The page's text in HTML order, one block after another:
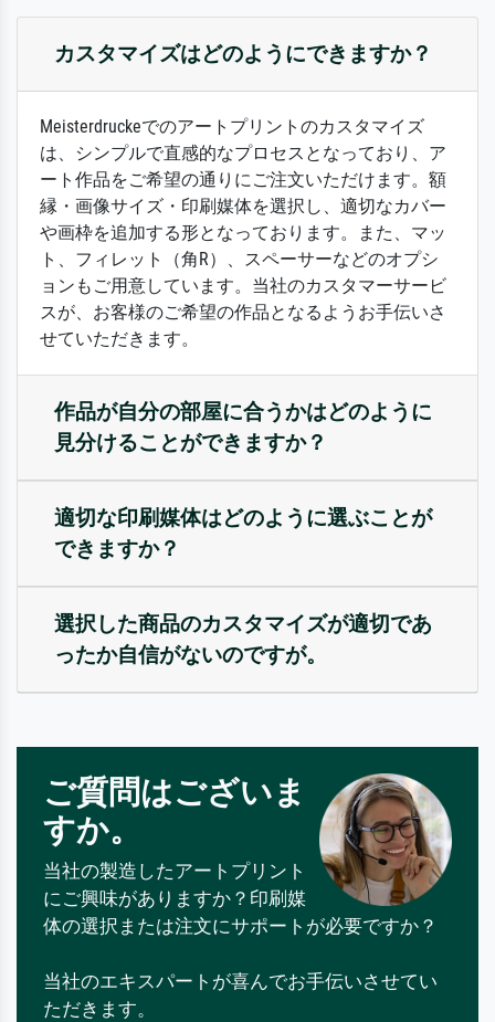
カスタマイズはどのようにできますか？
Meisterdruckeでのアートプリントのカスタマイズ
は、シンプルで直感的なプロセスとなっており、ア
ート作品をご希望の通りにご注文いただけます。額
縁・画像サイズ・印刷媒体を選択し、適切なカバー
や画枠を追加する形となっております。また、マッ
ト、フィレット（角R）、スペーサーなどのオプシ
ョンもご用意しています。当社のカスタマーサービ
スが、お客様のご希望の作品となるようお手伝いさ
せていただきます。
作品が自分の部屋に合うかはどのように
見分けることができますか？
適切な印刷媒体はどのように選ぶことが
できますか？
選択した商品のカスタマイズが適切であ
ったか自信がないのですが。
ご質問はございま
すか。
当社の製造したアートプリント
にご興味がありますか？印刷媒
体の選択または注文にサポートが必要ですか？
当社のエキスパートが喜んでお手伝いさせてい
ただきます。